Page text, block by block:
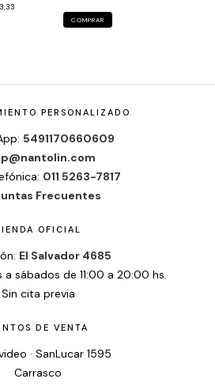
COMPRAR
PERSONALIZADO
5491170660609
011 5263-7817
Frecuentes
OFICIAL
El Salvador 4685
a sábados de 11:00 a 20:00 hs.
Sin cita previa
DE VENTA
· SanLucar 1595
Carrasco